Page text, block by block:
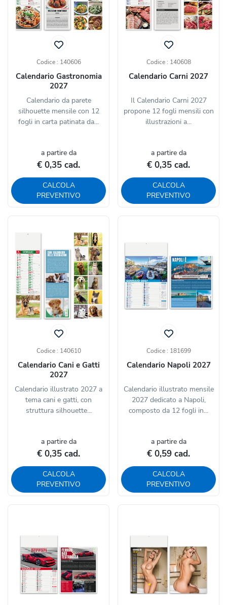
Codice : 140606
Calendario Gastronomia
2027
Calendario da parete
silhouette mensile con 12
fogli in carta patinata da...
a partire da
€ 0,35 cad.
CALCOLA
PREVENTIVO
Codice : 140608
Calendario Carni 2027
Il Calendario Carni 2027
propone 12 fogli mensili con
illustrazioni a...
a partire da
€ 0,35 cad.
CALCOLA
PREVENTIVO
Codice : 140610
Calendario Cani e Gatti
2027
Calendario illustrato 2027 a
tema cani e gatti, con
struttura silhouette...
a partire da
€ 0,35 cad.
CALCOLA
PREVENTIVO
Codice : 181699
Calendario Napoli 2027
Calendario illustrato mensile
2027 dedicato a Napoli,
composto da 12 fogli in...
a partire da
€ 0,59 cad.
CALCOLA
PREVENTIVO